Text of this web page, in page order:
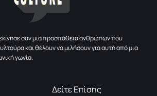
σαν μια προσπάθεια ανθρώπων που
και θέλουν να μιλήσουν για αυτή από μια
γωνία.
Δείτε Επίσης